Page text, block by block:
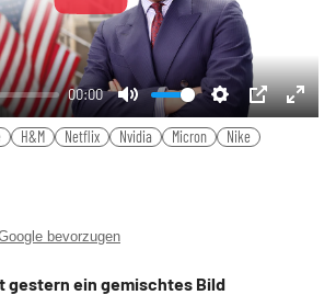
00:00
Mute Settings
PIP
H&M Netflix Nvidia Micron Nike
bevorzugen
gestern ein gemischtes Bild